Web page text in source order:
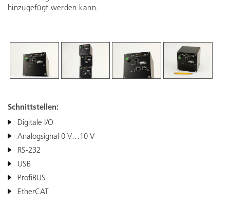
hinzugefügt werden kann.
Schnittstellen:
Digitale I/O
Analogsignal 0 V…10 V
RS-232
USB
ProfiBUS
EtherCAT